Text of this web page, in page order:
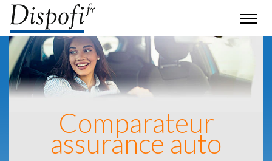
Comparateur
assurance auto